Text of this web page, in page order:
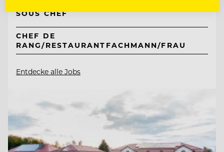
SOUS CHEF
CHEF DE
RANG/RESTAURANTFACHMANN/FRAU
Entdecke alle Jobs